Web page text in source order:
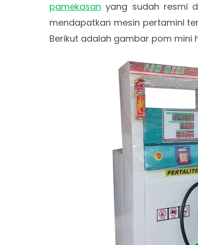
pamekasan yang sudah resmi
mendapatkan mesin pertamini
Berikut adalah gambar pom mini